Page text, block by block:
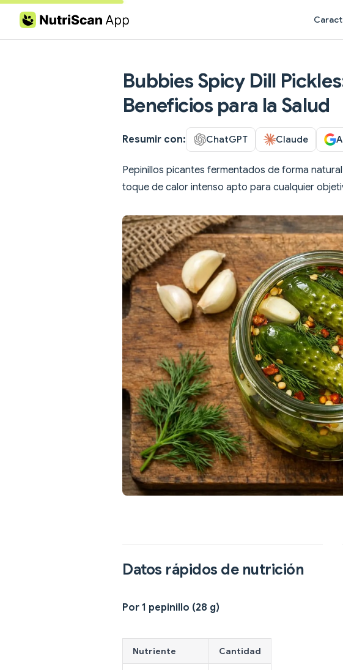
Skip to content
Bubbies Spicy Dill
Beneficios para la Salud
Resumir con: ChatGPT Claude
Pepinillos picantes fermentados de forma
toque de calor intenso apto para cualquier
Datos rápidos de nutrición
Por 1 pepinillo (28 g)
Nutriente Cantidad